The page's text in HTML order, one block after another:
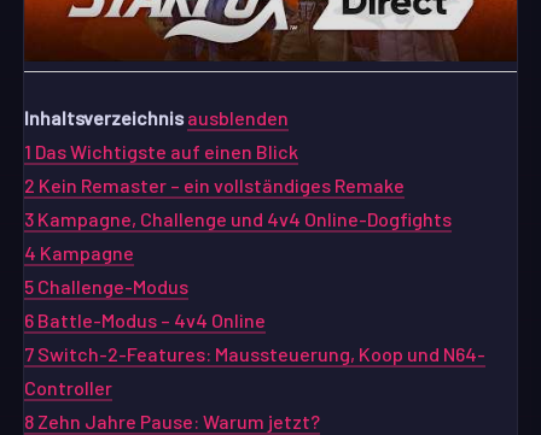
Inhaltsverzeichnis ausblenden
1 Das Wichtigste auf einen Blick
2 Kein Remaster – ein vollständiges Remake
3 Kampagne, Challenge und 4v4 Online-Dogfights
4 Kampagne
5 Challenge-Modus
6 Battle-Modus – 4v4 Online
7 Switch-2-Features: Maussteuerung, Koop und N64-
Controller
8 Zehn Jahre Pause: Warum jetzt?